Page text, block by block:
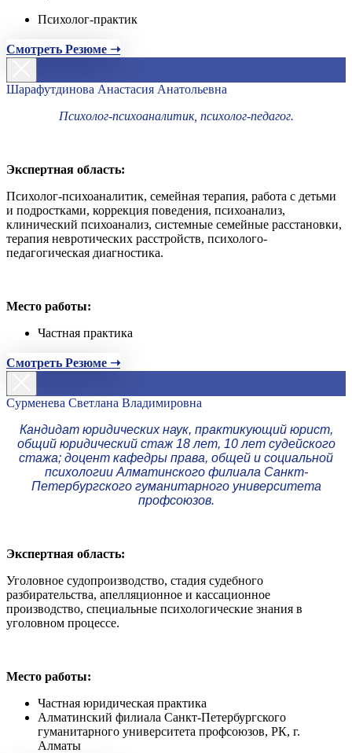
Психолог-практик
Смотреть Резюме ➝
Шарафутдинова Анастасия Анатольевна
Психолог-психоаналитик, психолог-педагог.
Экспертная область:
Психолог-психоаналитик, семейная терапия, работа с детьми
и подростками, коррекция поведения, психоанализ,
клинический психоанализ, системные семейные расстановки,
терапия невротических расстройств, психолого-
педагогическая диагностика.
Место работы:
Частная практика
Смотреть Резюме ➝
Сурменева Светлана Владимировна
Кандидат юридических наук, практикующий юрист,
общий юридический стаж 18 лет, 10 лет судейского
стажа; доцент кафедры права, общей и социальной
психологии Алматинского филиала Санкт-
Петербургского гуманитарного университета
профсоюзов.
Экспертная область:
Уголовное судопроизводство, стадия судебного
разбирательства, апелляционное и кассационное
производство, специальные психологические знания в
уголовном процессе.
Место работы:
Частная юридическая практика
Алматинский филиала Санкт-Петербургского
гуманитарного университета профсоюзов, РК, г.
Алматы